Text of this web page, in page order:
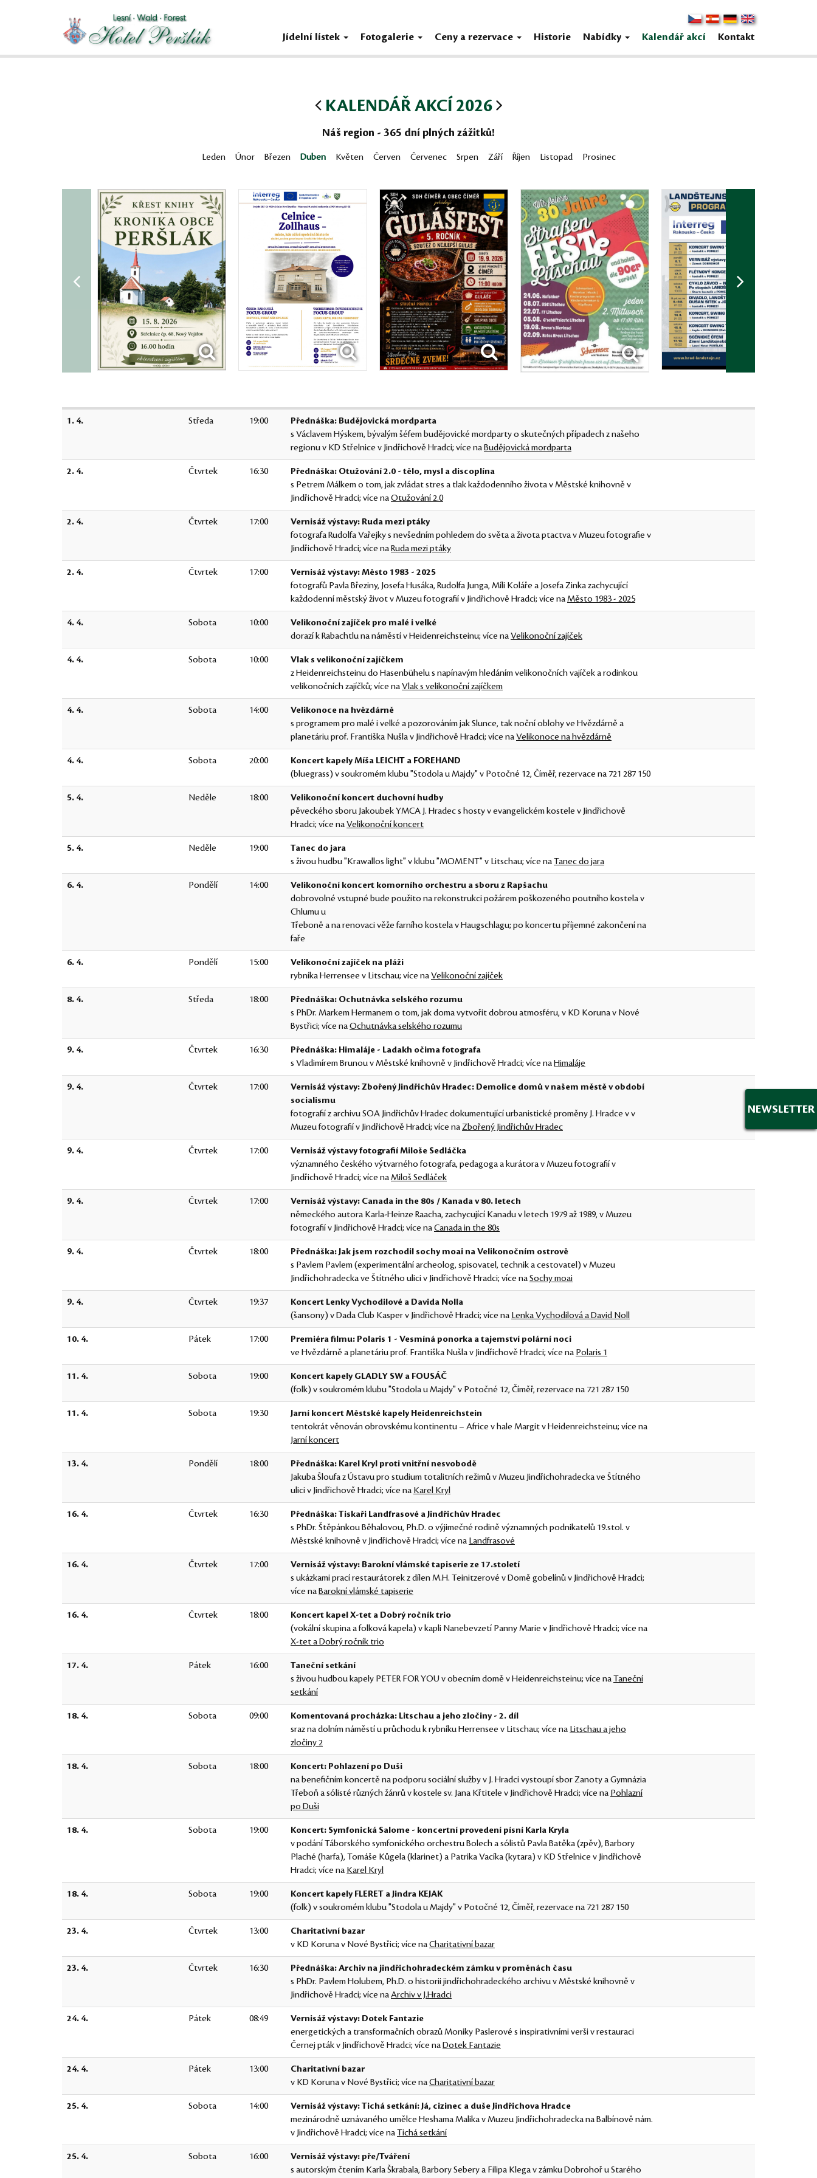
Jídelní lístek Fotogalerie Ceny a rezervace Historie Nabídky Kalendář akcí Kontakt
KALENDÁŘ AKCÍ 2026
Náš region - 365 dní plných zážitků!
Leden Únor Březen Duben Květen Červen Červenec Srpen Září Říjen Listopad Prosinec
1. 4. Středa 19:00
Přednáška: Budějovická mordparta
s Václavem Hýskem, bývalým šéfem budějovické mordparty o skutečných případech z našeho
regionu v KD Střelnice v Jindřichově Hradci; více naBudějovická mordparta
2. 4. Čtvrtek 16:30
Přednáška: Otužování 2.0 - tělo, mysl a discoplína
s Petrem Málkem o tom, jak zvládat stres a tlak každodenního života v Městské knihovně v
Jindřichově Hradci; více naOtužování 2.0
2. 4. Čtvrtek 17:00
Vernisáž výstavy: Ruda mezi ptáky
fotografa Rudolfa Vařejky s nevšedním pohledem do světa a života ptactva v Muzeu fotografie v
Jindřichově Hradci; více naRuda mezi ptáky
2. 4. Čtvrtek 17:00
Vernisáž výstavy: Město 1983 - 2025
fotografů Pavla Březiny, Josefa Husáka, Rudolfa Junga, Míli Koláře a Josefa Zinka zachycující
každodenní městský život v Muzeu fotografií v Jindřichově Hradci; více naMěsto 1983 - 2025
4. 4. Sobota 10:00
Velikonoční zajíček pro malé i velké
dorazí k Rabachtlu na náměstí v Heidenreichsteinu; více naVelikonoční zajíček
4. 4. Sobota 10:00
Vlak s velikonoční zajíčkem
z Heidenreichsteinu do Hasenbühelu s napínavým hledáním velikonočních vajíček a rodinkou
velikonočních zajíčků; více naVlak s velikonoční zajíčkem
4. 4. Sobota 14:00
Velikonoce na hvězdárně
s programem pro malé i velké a pozorováním jak Slunce, tak noční oblohy ve Hvězdárně a
planetáriu prof. Františka Nušla v Jindřichově Hradci; více naVelikonoce na hvězdárně
4. 4. Sobota 20:00
Koncert kapely Míša LEICHT a FOREHAND
(bluegrass) v soukromém klubu "Stodola u Majdy" v Potočné 12, Číměř, rezervace na 721 287 150
5. 4. Neděle 18:00
Velikonoční koncert duchovní hudby
pěveckého sboru Jakoubek YMCA J. Hradec s hosty v evangelickém kostele v Jindřichově
Hradci; více naVelikonoční koncert
5. 4. Neděle 19:00
Tanec do jara
s živou hudbu "Krawallos light" v klubu "MOMENT" v Litschau; více naTanec do jara
6. 4. Pondělí 14:00
Velikonoční koncert komorního orchestru a sboru z Rapšachu
dobrovolné vstupné bude použito na rekonstrukci požárem poškozeného poutního kostela v
Chlumu u
Třeboně a na renovaci věže farního kostela v Haugschlagu; po koncertu příjemné zakončení na
faře
6. 4. Pondělí 15:00
Velikonoční zajíček na pláži
rybníka Herrensee v Litschau; více naVelikonoční zajíček
8. 4. Středa 18:00
Přednáška: Ochutnávka selského rozumu
s PhDr. Markem Hermanem o tom, jak doma vytvořit dobrou atmosféru, v KD Koruna v Nové
Bystřici; více naOchutnávka selského rozumu
9. 4. Čtvrtek 16:30
Přednáška: Himaláje - Ladakh očima fotografa
s Vladimírem Brunou v Městské knihovně v Jindřichově Hradci; více naHimaláje
9. 4. Čtvrtek 17:00
Vernisáž výstavy: Zbořený Jindřichův Hradec: Demolice domů v našem městě v období
socialismu
fotografií z archivu SOA Jindřichův Hradec dokumentující urbanistické proměny J. Hradce v v
Muzeu fotografií v Jindřichově Hradci; více naZbořený Jindřichův Hradec
9. 4. Čtvrtek 17:00
Vernisáž výstavy fotografií Miloše Sedláčka
významného českého výtvarného fotografa, pedagoga a kurátora v Muzeu fotografií v
Jindřichově Hradci; více naMiloš Sedláček
9. 4. Čtvrtek 17:00
Vernisáž výstavy: Canada in the 80s / Kanada v 80. letech
německého autora Karla-Heinze Raacha, zachycující Kanadu v letech 1979 až 1989, v Muzeu
fotografií v Jindřichově Hradci; více naCanada in the 80s
9. 4. Čtvrtek 18:00
Přednáška: Jak jsem rozchodil sochy moai na Velikonočním ostrově
s Pavlem Pavlem (experimentální archeolog, spisovatel, technik a cestovatel) v Muzeu
Jindřichohradecka ve Štítného ulici v Jindřichově Hradci; více naSochy moai
9. 4. Čtvrtek 19:37
Koncert Lenky Vychodilové a Davida Nolla
(šansony) v Dada Club Kasper v Jindřichově Hradci; více na Lenka Vychodilová a David Noll
10. 4. Pátek 17:00
Premiéra filmu: Polaris 1 - Vesmíná ponorka a tajemství polární noci
ve Hvězdárně a planetáriu prof. Františka Nušla v Jindřichově Hradci; více na Polaris 1
11. 4. Sobota 19:00
Koncert kapely GLADLY SW a FOUSÁČ
(folk) v soukromém klubu "Stodola u Majdy" v Potočné 12, Číměř, rezervace na 721 287 150
11. 4. Sobota 19:30
Jarní koncert Městské kapely Heidenreichstein
tentokrát věnován obrovskému kontinentu – Africe v hale Margit v Heidenreichsteinu; více na
Jarní koncert
13. 4. Pondělí 18:00
Přednáška: Karel Kryl proti vnitřní nesvobodě
Jakuba Šloufa z Ústavu pro studium totalitních režimů v Muzeu Jindřichohradecka ve Štítného
ulici v Jindřichově Hradci; více na Karel Kryl
16. 4. Čtvrtek 16:30
Přednáška: Tiskaři Landfrasové a Jindřichův Hradec
s PhDr. Štěpánkou Běhalovou, Ph.D. o výjimečné rodině významných podnikatelů 19.stol. v
Městské knihovně v Jindřichově Hradci; více na Landfrasové
16. 4. Čtvrtek 17:00
Vernisáž výstavy: Barokní vlámské tapiserie ze 17.století
s ukázkami prací restaurátorek z dílen M.H. Teinitzerové v Domě gobelínů v Jindřichově Hradci;
více naBarokní vlámské tapiserie
16. 4. Čtvrtek 18:00
Koncert kapel X-tet a Dobrý ročník trio
(vokální skupina a folková kapela) v kapli Nanebevzetí Panny Marie v Jindřichově Hradci; více na
X-tet a Dobrý ročník trio
17. 4. Pátek 16:00
Taneční setkání
s živou hudbou kapely PETER FOR YOU v obecním domě v Heidenreichsteinu; více naTaneční
setkání
18. 4. Sobota 09:00
Komentovaná procházka: Litschau a jeho zločiny - 2. díl
sraz na dolním náměstí u průchodu k rybníku Herrensee v Litschau; více na Litschau a jeho
zločiny 2
18. 4. Sobota 18:00
Koncert: Pohlazení po Duši
na benefičním koncertě na podporu sociální služby v J. Hradci vystoupí sbor Zanoty a Gymnázia
Třeboň a sólisté různých žánrů v kostele sv. Jana Křtitele v Jindřichově Hradci; více na Pohlazní
po Duši
18. 4. Sobota 19:00
Koncert: Symfonická Salome - koncertní provedení písní Karla Kryla
v podání Táborského symfonického orchestru Bolech a sólistů Pavla Batěka (zpěv), Barbory
Plaché (harfa), Tomáše Kůgela (klarinet) a Patrika Vacíka (kytara) v KD Střelnice v Jindřichově
Hradci; více na Karel Kryl
18. 4. Sobota 19:00
Koncert kapely FLERET a Jindra KEJAK
(folk) v soukromém klubu "Stodola u Majdy" v Potočné 12, Číměř, rezervace na 721 287 150
23. 4. Čtvrtek 13:00
Charitativní bazar
v KD Koruna v Nové Bystřici; více naCharitativní bazar
23. 4. Čtvrtek 16:30
Přednáška: Archiv na jindřichohradeckém zámku v proměnách času
s PhDr. Pavlem Holubem, Ph.D. o historii jindřichohradeckého archivu v Městské knihovně v
Jindřichově Hradci; více naArchiv v J.Hradci
24. 4. Pátek 08:49
Vernisáž výstavy: Dotek Fantazie
energetických a transformačních obrazů Moniky Paslerové s inspirativními verši v restauraci
Černej pták v Jindřichově Hradci; více naDotek Fantazie
24. 4. Pátek 13:00
Charitativní bazar
v KD Koruna v Nové Bystřici; více naCharitativní bazar
25. 4. Sobota 14:00
Vernisáž výstavy: Tichá setkání: Já, cizinec a duše Jindřichova Hradce
mezinárodně uznávaného umělce Heshama Malika v Muzeu Jindřichohradecka na Balbínově nám.
v Jindřichově Hradci; více naTichá setkání
25. 4. Sobota 16:00
Vernisáž výstavy: pře/Tváření
s autorským čtením Karla Škrabala, Barbory Sebery a Filipa Klega v zámku Dobrohoř u Starého
NEWSLETTER